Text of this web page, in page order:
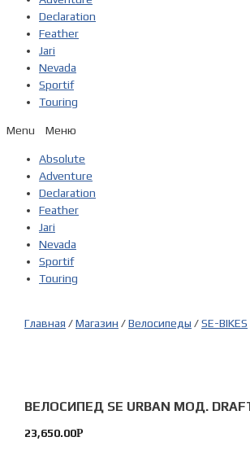
Declaration
Feather
Jari
Nevada
Sportif
Touring
Menu
Absolute
Adventure
Declaration
Feather
Jari
Nevada
Sportif
Touring
Главная /Магазин /Велосипеды /SE-BIKES
ВЕЛОСИПЕД SE URBAN МОД.
23,650.00Р